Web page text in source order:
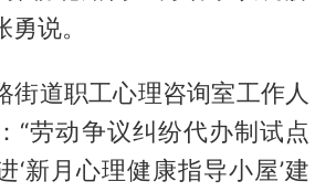
说。
街道职工心理咨询室工作人
“劳动争议纠纷代办制试点
‘新月心理健康指导小屋’建